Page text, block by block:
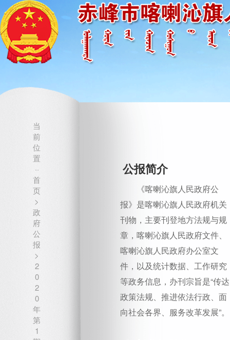
当
前
位
置
··
首
页
>
政
府
公
报
>
2
0
2
0
年
第
1
公报简介
《喀喇沁旗人民政府公
报》是喀喇沁旗人民政府机关
刊物，主要刊登地方法规与规
章，喀喇沁旗人民政府文件、
喀喇沁旗人民政府办公室文
件，以及统计数据、工作研究
等政务信息，办刊宗旨是“传达
政策法规、推进依法行政、面
向社会各界、服务改革发展”。